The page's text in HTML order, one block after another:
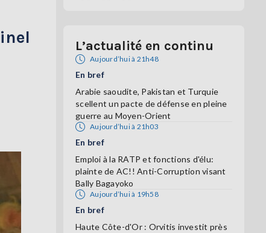
L’actualité en continu
Aujourd’hui à 21h48
En bref
Arabie saoudite, Pakistan et Turquie
scellent un pacte de défense en pleine
guerre au Moyen-Orient
Aujourd’hui à 21h03
En bref
Emploi à la RATP et fonctions d'élu:
plainte de AC!! Anti-Corruption visant
Bally Bagayoko
Aujourd’hui à 19h58
En bref
Haute Côte-d'Or : Orvitis investit près